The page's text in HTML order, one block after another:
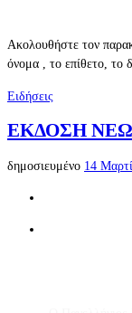
Ακολουθήστε τον
όνομα , το επίθετο, το
Ειδήσεις
ΕΚΔΟΣΗ
δημοσιευμένο 14